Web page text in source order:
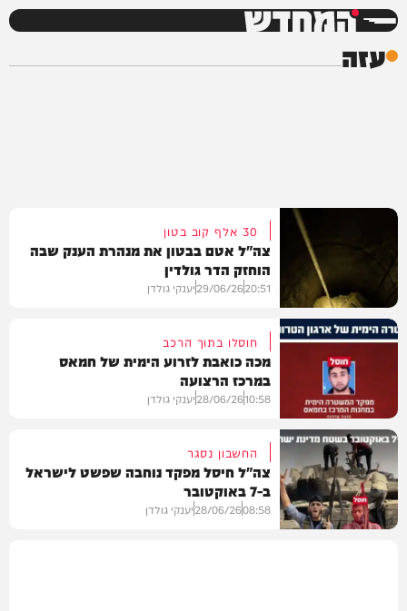
המחדש
עזה
וידאו
30 אלף קוב בטון
צה"ל אטם בבטון את מנהרת הענק שבה
הוחזק הדר גולדין
20:51
29/06/26יענקי גולדן
וידאו
חוסלו בתוך הרכב
מכה כואבת לזרוע הימית של חמאס
במרכז הרצועה
10:58
28/06/26יענקי גולדן
החשבון נסגר
צה"ל חיסל מפקד נוחבה שפשט לישראל
ב-7 באוקטובר
08:58
28/06/26יענקי גולדן